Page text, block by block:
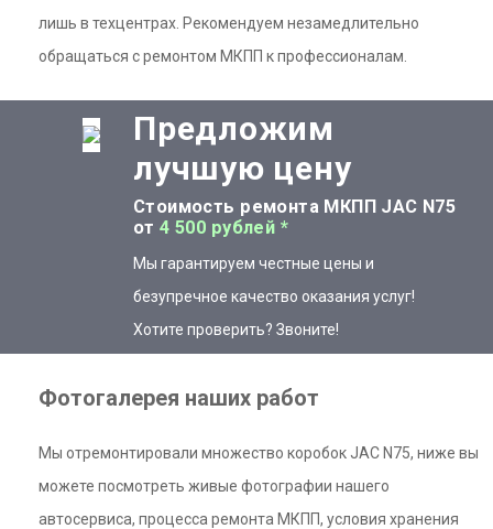
лишь в техцентрах. Рекомендуем незамедлительно
обращаться с ремонтом МКПП к профессионалам.
Предложим
лучшую цену
Стоимость ремонта МКПП JAC N75
от4 500 рублей *
Мы гарантируем честные цены и
безупречное качество оказания услуг!
Хотите проверить? Звоните!
Фотогалерея наших работ
Мы отремонтировали множество коробок JAC N75, ниже вы
можете посмотреть живые фотографии нашего
автосервиса, процесса ремонта МКПП, условия хранения